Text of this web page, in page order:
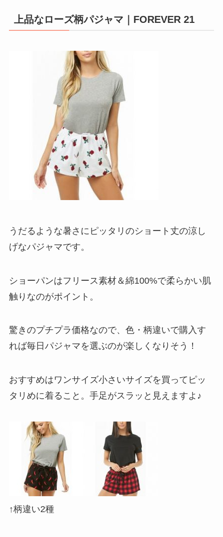
上品なローズ柄パジャマ｜FOREVER 21
うだるような暑さにピッタリのショート丈の涼し
げなパジャマです。
ショーパンはフリース素材＆綿100%で柔らかい肌
触りなのがポイント。
驚きのプチプラ価格なので、色・柄違いで購入す
れば毎日パジャマを選ぶのが楽しくなりそう！
おすすめはワンサイズ小さいサイズを買ってピッ
タリめに着ること。手足がスラッと見えますよ♪
↑柄違い2種